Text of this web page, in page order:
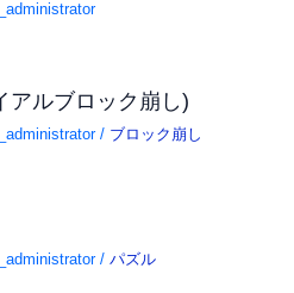
アルブロック崩し)
/ ブロック崩し
/パズル